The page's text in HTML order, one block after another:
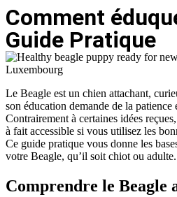
Comment
Guide Pratique
Le Beagle est un chien attachant,
son éducation demande de la patience
Contrairement à certaines idées reçues,
à fait accessible si vous utilisez les
Ce guide pratique vous donne les
votre Beagle, qu’il soit chiot ou adulte.
Comprendre le Beagle